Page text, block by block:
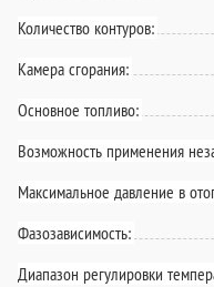
Количество контуров:
Камера сгорания:
Основное топливо:
Возможность применения
Максимальное давление в
Фазозависимость:
Диапазон регулировки